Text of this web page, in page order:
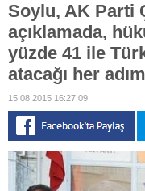
Soylu, AK Parti
açıklamada,
yüzde 41 ile
atacağı her
15.08.2015 16:27:09